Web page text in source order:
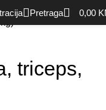
Pretraga 0,00
triceps,